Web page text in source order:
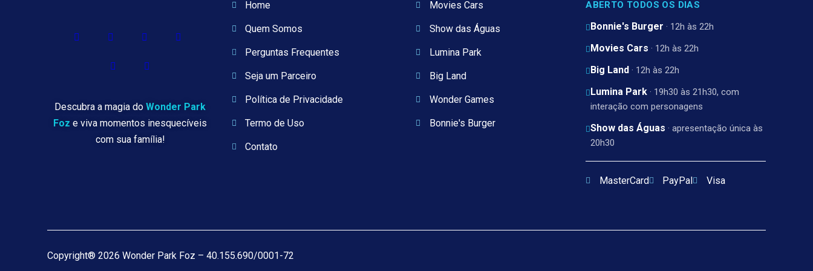
Descubra a magia doWonder Park
Foz e viva momentos inesquecíveis
com sua família!
Home
Quem Somos
Perguntas Frequentes
Seja um Parceiro
Política de Privacidade
Termo de Uso
Contato
Movies Cars
Show das Águas
Lumina Park
Big Land
Wonder Games
Bonnie's Burger
ABERTO TODOS OS DIAS
Bonnie's Burger· 12h às 22h
Movies Cars· 12h às 22h
Big Land· 12h às 22h
Lumina Park· 19h30 às 21h30, com
interação com personagens
Show das Águas· apresentação única às
20h30
MasterCard PayPal Visa
Copyright® 2026 Wonder Park Foz – 40.155.690/0001-72